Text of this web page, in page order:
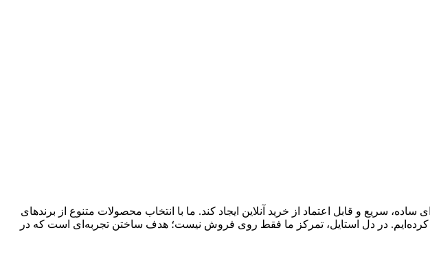
سریع و قابل اعتماد از خرید آنلاین ایجاد کند. ما با انتخاب محصولات متنوع از برندهای
کرده‌ایم. در دل استایل، تمرکز ما فقط روی فروش نیست؛ هدف ساختن تجربه‌ای است که در